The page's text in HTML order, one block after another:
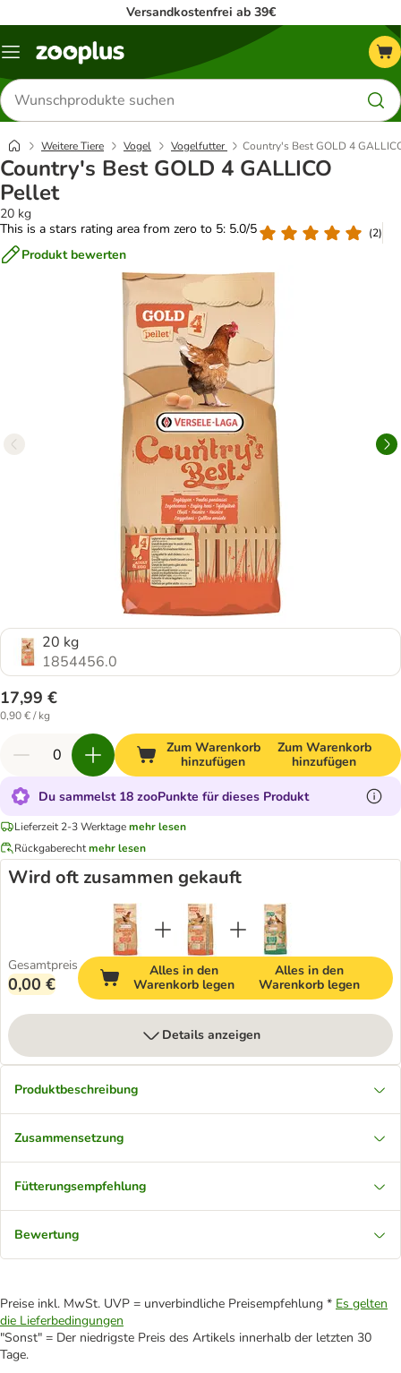
Versandkostenfrei ab 39€
Menü
Produkte
suchen
Weitere Tiere Vogel Vogelfutter Country's Best GOLD 4
Country's Best GOLD 4 GALLICO
Pellet
20 kg
This is a stars rating area from zero to 5: 5.0/5
(2)
Produkt bewerten
20 kg
1854456.0
17,99 €
0,90 € / kg
Zum Warenkorb
hinzufügen
Zum Warenkorb
hinzufügen
Du sammelst 18 zooPunkte für dieses Produkt
Lieferzeit 2-3 Werktagemehr lesen
Rückgaberechtmehr lesen
Wird oft zusammen gekauft
Gesamtpreis
0,00 €
Alles in den
Warenkorb legen
Alles in den
Warenkorb legen
Details anzeigen
Produktbeschreibung
Zusammensetzung
Fütterungsempfehlung
Bewertung
Preise inkl. MwSt. UVP = unverbindliche Preisempfehlung * Es gelten
die Lieferbedingungen
"Sonst" = Der niedrigste Preis des Artikels innerhalb der letzten 30
Tage.